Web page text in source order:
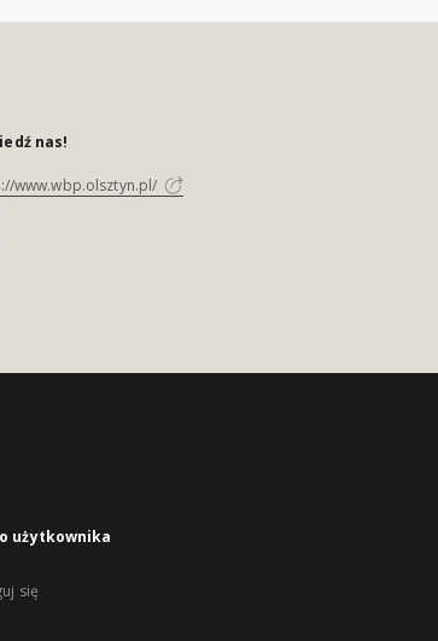
nas!
www.wbp.olsztyn.pl/
użytkownika
się